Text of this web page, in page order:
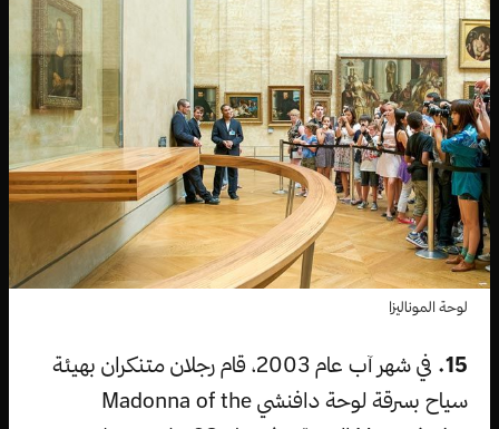
لوحة الموناليزا
15.
في شهر آب عام 2003، قام رجلان متنكران بهيئة
سياح بسرقة لوحة دافنشي Madonna of the